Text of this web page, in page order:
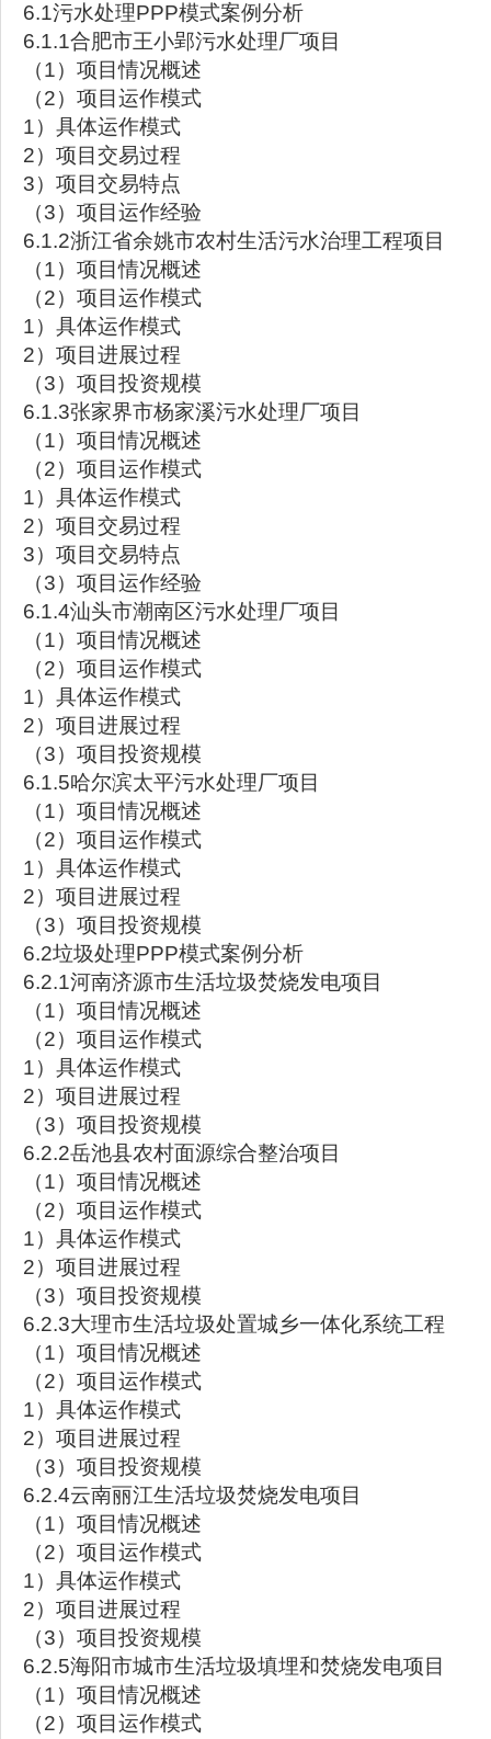
6.1污水处理PPP模式案例分析
6.1.1合肥市王小郢污水处理厂项目
（1）项目情况概述
（2）项目运作模式
1）具体运作模式
2）项目交易过程
3）项目交易特点
（3）项目运作经验
6.1.2浙江省余姚市农村生活污水治理工程项目
（1）项目情况概述
（2）项目运作模式
1）具体运作模式
2）项目进展过程
（3）项目投资规模
6.1.3张家界市杨家溪污水处理厂项目
（1）项目情况概述
（2）项目运作模式
1）具体运作模式
2）项目交易过程
3）项目交易特点
（3）项目运作经验
6.1.4汕头市潮南区污水处理厂项目
（1）项目情况概述
（2）项目运作模式
1）具体运作模式
2）项目进展过程
（3）项目投资规模
6.1.5哈尔滨太平污水处理厂项目
（1）项目情况概述
（2）项目运作模式
1）具体运作模式
2）项目进展过程
（3）项目投资规模
6.2垃圾处理PPP模式案例分析
6.2.1河南济源市生活垃圾焚烧发电项目
（1）项目情况概述
（2）项目运作模式
1）具体运作模式
2）项目进展过程
（3）项目投资规模
6.2.2岳池县农村面源综合整治项目
（1）项目情况概述
（2）项目运作模式
1）具体运作模式
2）项目进展过程
（3）项目投资规模
6.2.3大理市生活垃圾处置城乡一体化系统工程
（1）项目情况概述
（2）项目运作模式
1）具体运作模式
2）项目进展过程
（3）项目投资规模
6.2.4云南丽江生活垃圾焚烧发电项目
（1）项目情况概述
（2）项目运作模式
1）具体运作模式
2）项目进展过程
（3）项目投资规模
6.2.5海阳市城市生活垃圾填埋和焚烧发电项目
（1）项目情况概述
（2）项目运作模式